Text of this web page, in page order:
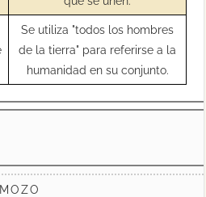
Se utiliza "todos los hombres
de la tierra" para referirse a la
humanidad en su conjunto.